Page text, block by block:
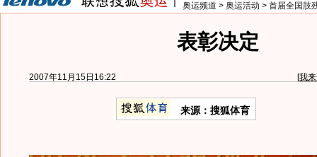
奥运频道 > 奥运活动 > 首届全国肢
表彰决定
2007年11月15日16:22 [我
来源：搜狐体育